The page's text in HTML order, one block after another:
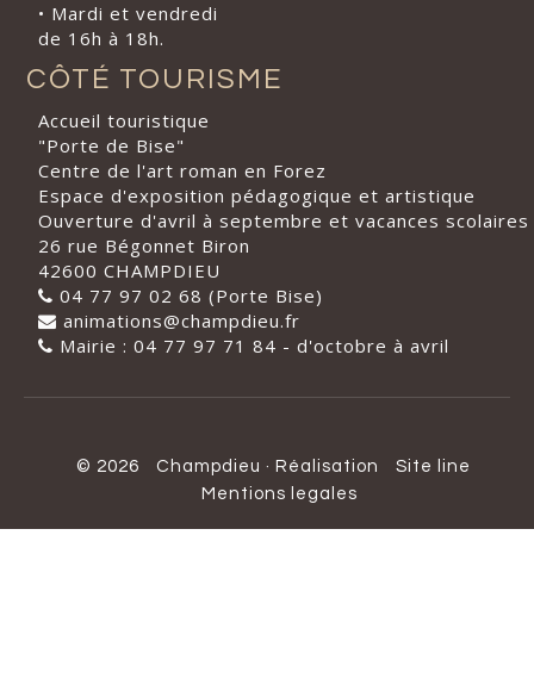
• Mardi et vendredi
de 16h à 18h.
CÔTÉ TOURISME
Accueil touristique
"Porte de Bise"
Centre de l'art roman en Forez
Espace d'exposition pédagogique et artistique
Ouverture d'avril à septembre et vacances scolaires
26 rue Bégonnet Biron
42600 CHAMPDIEU
04 77 97 02 68 (Porte Bise)
animations@champdieu.fr
Mairie : 04 77 97 71 84 - d'octobre à avril
© 2026 Champdieu · Réalisation
Site line
Mentions legales